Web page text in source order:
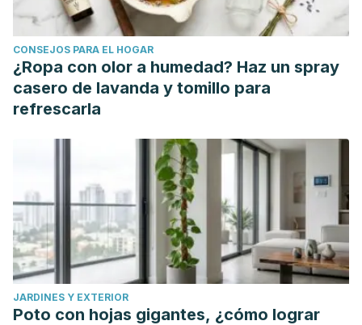
CONSEJOS PARA EL HOGAR
¿Ropa con olor a humedad? Haz un spray
casero de lavanda y tomillo para
refrescarla
JARDINES Y EXTERIOR
Poto con hojas gigantes, ¿cómo lograr